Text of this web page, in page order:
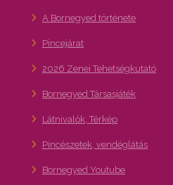
A Bornegyed története
Pincejárat
2026 Zenei Tehetségkutató
Bornegyed Társasjáték
Látnivalók, Térkép
Pincészetek, vendéglátás
Bornegyed Youtube